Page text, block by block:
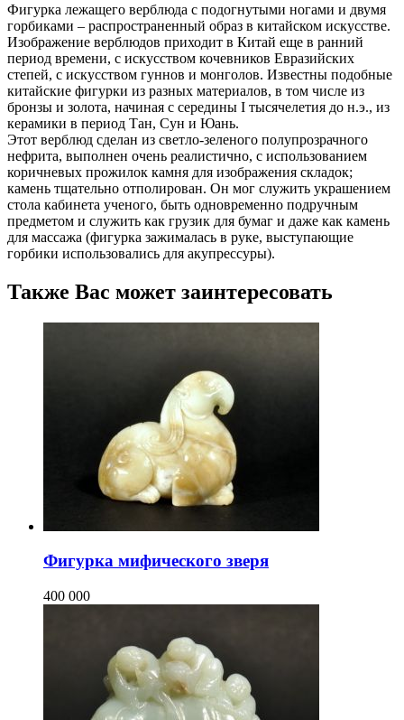
Фигурка лежащего верблюда с подогнутыми ногами и двумя
горбиками – распространенный образ в китайском искусстве.
Изображение верблюдов приходит в Китай еще в ранний
период времени, с искусством кочевников Евразийских
степей, с искусством гуннов и монголов. Известны подобные
китайские фигурки из разных материалов, в том числе из
бронзы и золота, начиная с середины I тысячелетия до н.э., из
керамики в период Тан, Сун и Юань.
Этот верблюд сделан из светло-зеленого полупрозрачного
нефрита, выполнен очень реалистично, с использованием
коричневых прожилок камня для изображения складок;
камень тщательно отполирован. Он мог служить украшением
стола кабинета ученого, быть одновременно подручным
предметом и служить как грузик для бумаг и даже как камень
для массажа (фигурка зажималась в руке, выступающие
горбики использовались для акупрессуры).
Также Вас может заинтересовать
Фигурка мифического зверя
400 000